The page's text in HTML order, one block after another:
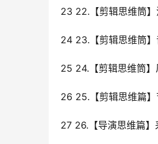
23 22.【剪辑思维筒
24 23.【剪辑思维筒
25 24.【剪辑思维筒
26 25.【剪辑思维篇
27 26.【导演思维篇